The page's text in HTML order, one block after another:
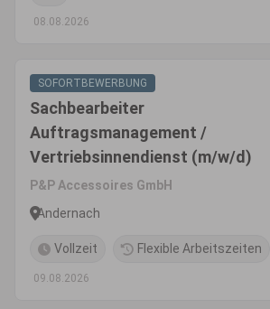
08.08.2026
SOFORTBEWERBUNG
Sachbearbeiter
Auftragsmanagement /
Vertriebsinnendienst (m/w/d)
P&P Accessoires GmbH
Andernach
Vollzeit Flexible Arbeitszeiten
09.08.2026